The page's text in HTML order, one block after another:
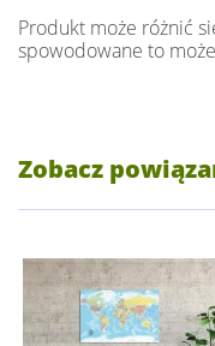
Produkt może różnić
spowodowane to
Zobacz